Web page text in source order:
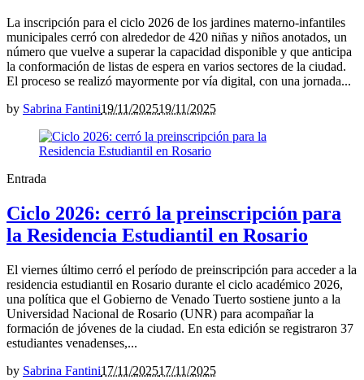
La inscripción para el ciclo 2026 de los jardines materno-infantiles
municipales cerró con alrededor de 420 niñas y niños anotados, un
número que vuelve a superar la capacidad disponible y que anticipa
la conformación de listas de espera en varios sectores de la ciudad.
El proceso se realizó mayormente por vía digital, con una jornada...
by Sabrina Fantini19/11/202519/11/2025
Entrada
Ciclo 2026: cerró la preinscripción para
la Residencia Estudiantil en Rosario
El viernes último cerró el período de preinscripción para acceder a la
residencia estudiantil en Rosario durante el ciclo académico 2026,
una política que el Gobierno de Venado Tuerto sostiene junto a la
Universidad Nacional de Rosario (UNR) para acompañar la
formación de jóvenes de la ciudad. En esta edición se registraron 37
estudiantes venadenses,...
by Sabrina Fantini17/11/202517/11/2025